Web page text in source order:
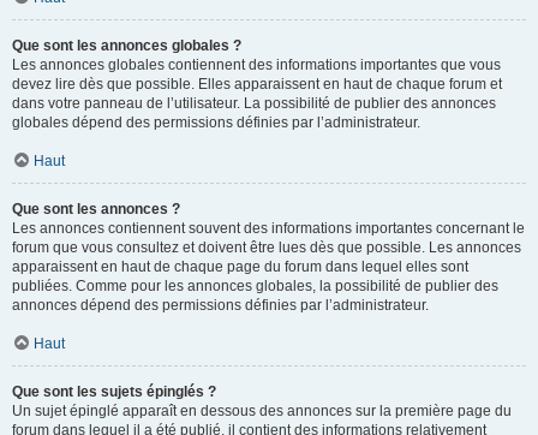
Que sont les annonces globales ?
Les annonces globales contiennent des informations importantes que vous
devez lire dès que possible. Elles apparaissent en haut de chaque forum et
dans votre panneau de l’utilisateur. La possibilité de publier des annonces
globales dépend des permissions définies par l’administrateur.
Haut
Que sont les annonces ?
Les annonces contiennent souvent des informations importantes concernant le
forum que vous consultez et doivent être lues dès que possible. Les annonces
apparaissent en haut de chaque page du forum dans lequel elles sont
publiées. Comme pour les annonces globales, la possibilité de publier des
annonces dépend des permissions définies par l’administrateur.
Haut
Que sont les sujets épinglés ?
Un sujet épinglé apparaît en dessous des annonces sur la première page du
forum dans lequel il a été publié. il contient des informations relativement